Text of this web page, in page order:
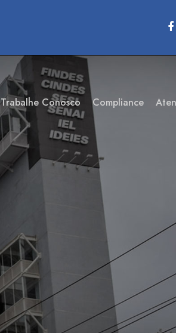
Trabalhe Conosco Compliance